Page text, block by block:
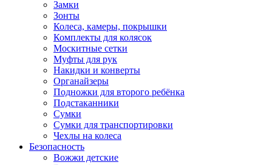
Замки
Зонты
Колеса, камеры, покрышки
Комплекты для колясок
Москитные сетки
Муфты для рук
Накидки и конверты
Органайзеры
Подножки для второго ребёнка
Подстаканники
Сумки
Сумки для транспортировки
Чехлы на колеса
Безопасность
Вожжи детские